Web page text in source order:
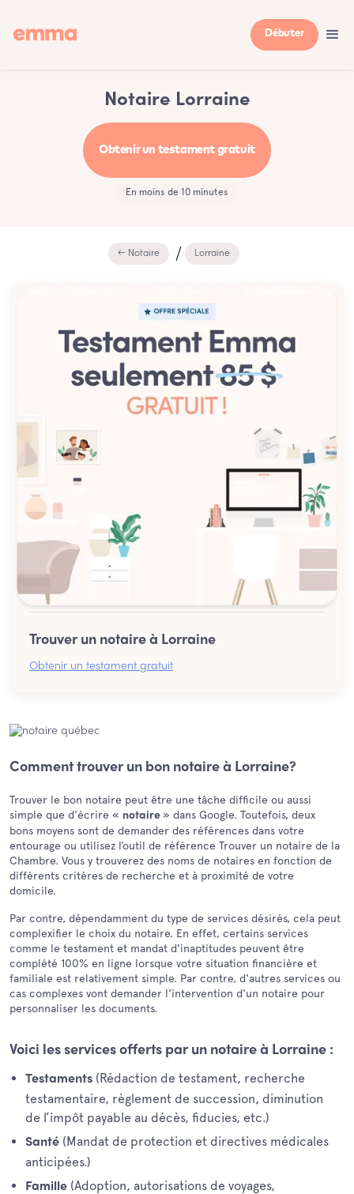
Débuter
Notaire Lorraine
Obtenir un testament gratuit
En moins de 10 minutes
← Notaire Lorraine
Comment trouver un bon notaire à Lorraine?
Trouver le bon notaire peut être une tâche difficile ou aussi
simple que d'écrire « notaire » dans Google. Toutefois, deux
bons moyens sont de demander des références dans votre
entourage ou utilisez l’outil de référence Trouver un notaire de la
Chambre. Vous y trouverez des noms de notaires en fonction de
différents critères de recherche et à proximité de votre
domicile.
Par contre, dépendamment du type de services désirés, cela peut
complexifier le choix du notaire. En effet, certains services
comme le testament et mandat d'inaptitudes peuvent être
complété 100% en ligne lorsque votre situation financière et
familiale est relativement simple. Par contre, d'autres services ou
cas complexes vont demander l'intervention d'un notaire pour
personnaliser les documents.
Voici les services offerts par un notaire à Lorraine :
Testaments (Rédaction de testament, recherche
testamentaire, règlement de succession, diminution
de l’impôt payable au décès, fiducies, etc.)
Santé (Mandat de protection et directives médicales
anticipées.)
Famille (Adoption, autorisations de voyages,
Trouver un notaire à Lorraine
Obtenir un testament gratuit